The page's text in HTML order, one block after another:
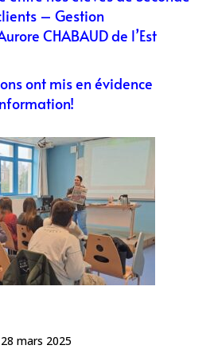
– Gestion
CHABAUD de l’Est
ont mis en évidence
28 mars 2025